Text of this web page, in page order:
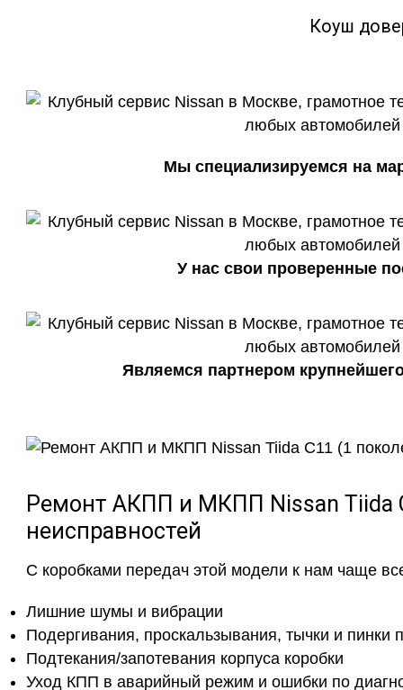
Коуш
Мы специализируемся на
У нас свои проверенные
Являемся партнером
Ремонт АКПП и МКПП Nissan Tiida
неисправностей
С коробками передач этой модели к нам чаще
Лишние шумы и вибрации
Подергивания, проскальзывания, тычки и пинки
Подтекания/запотевания корпуса коробки
Уход КПП в аварийный режим и ошибки по